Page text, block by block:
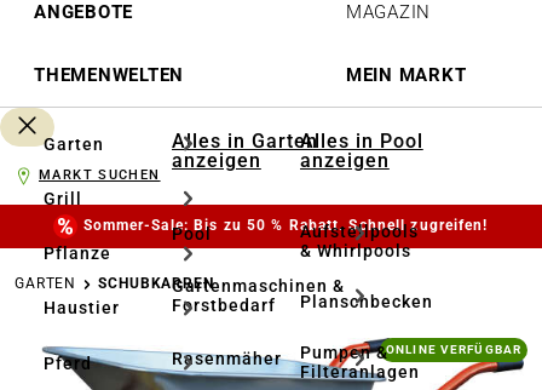
ANGEBOTE
THEMENWELTEN
MAGAZIN
MEIN MARKT
Garten
Grill
Pflanze
Haustier
Pferd
Alles in Garten
anzeigen
Pool
Gartenmaschinen &
Forstbedarf
Rasenmäher
Alles in Pool
anzeigen
Aufstellpools
& Whirlpools
Planschbecken
Pumpen &
Filteranlagen
MARKT SUCHEN
Sommer-Sale: Bis zu 50 % Rabatt. Schnell zugreifen!
GARTEN SCHUBKARREN
Bildergalerie überspringen ONLINE VERFÜGBAR